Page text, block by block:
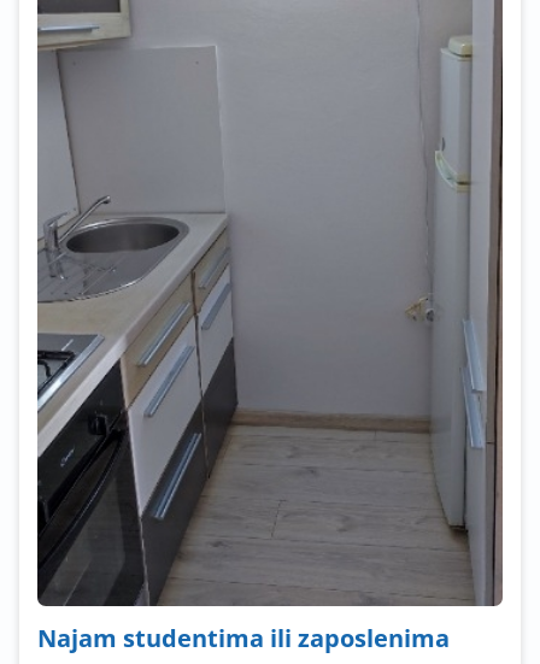
Najam studentima ili zaposlenima